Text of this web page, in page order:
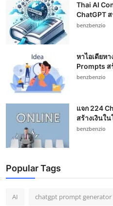
Thai AI
ChatGPT ส
benzbenzio
หาไอเดียห
Prompts ส
benzbenzio
แจก 224
สร้างเงินใน
benzbenzio
Popular Tags
AI chatgpt prompt generator